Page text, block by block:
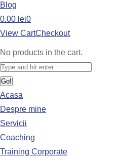
Blog
0.00 lei0
View CartCheckout
No products in the cart.
Acasa
Despre mine
Servicii
Coaching
Training Corporate